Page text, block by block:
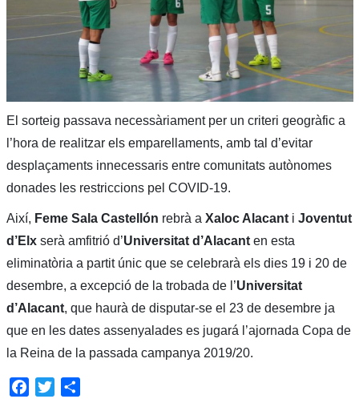
El sorteig passava necessàriament per un criteri geogràfic a
l’hora de realitzar els emparellaments, amb tal d’evitar
desplaçaments innecessaris entre comunitats autònomes
donades les restriccions pel COVID-19.
Així, Feme Sala Castellón rebrà a Xaloc Alacanti Joventut
d’Elx serà amfitrió d’Universitat d’Alacanten esta
eliminatòria a partit únic que se celebrarà els dies 19 i 20 de
desembre, a excepció de la trobada de l’Universitat
d’Alacant, que haurà de disputar-se el 23 de desembre ja
que en les dates assenyalades es jugará l’ajornada Copa de
la Reina de la passada campanya 2019/20.
Facebook
Twitter